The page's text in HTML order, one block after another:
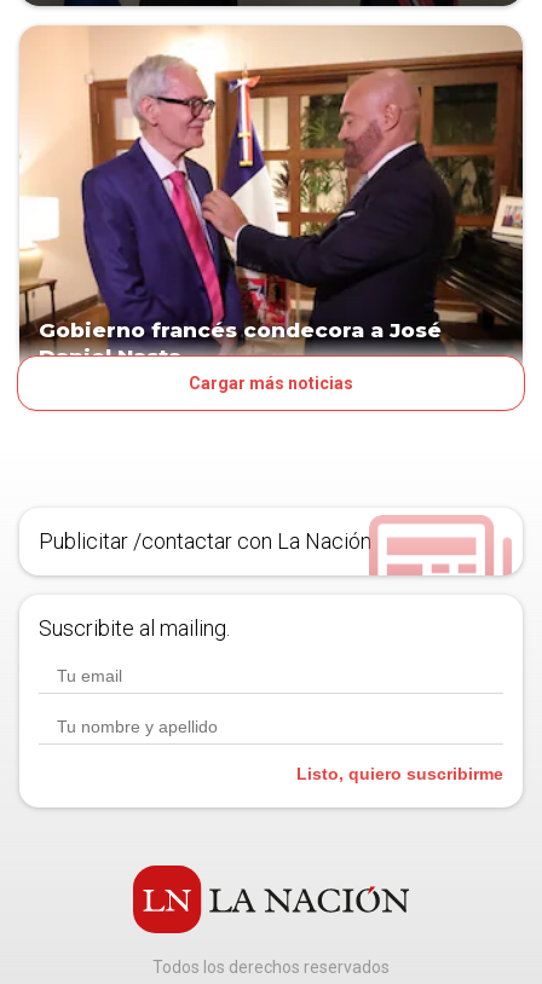
Gobierno francés condecora a José
Daniel Nasta
PATROCINADO
Cargar más noticias
Publicitar /contactar con La Nación
Suscribite al mailing.
Listo, quiero suscribirme
Todos los derechos reservados